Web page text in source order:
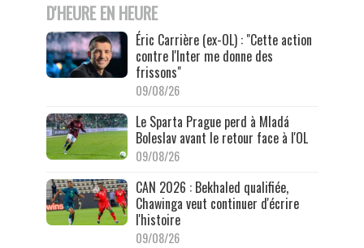
D'HEURE EN HEURE
Éric Carrière (ex-OL) : "Cette action
contre l'Inter me donne des
frissons"
09/08/26
Le Sparta Prague perd à Mladá
Boleslav avant le retour face à l'OL
09/08/26
CAN 2026 : Bekhaled qualifiée,
Chawinga veut continuer d'écrire
l'histoire
09/08/26